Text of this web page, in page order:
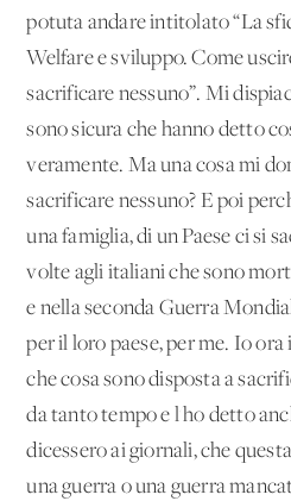
potuta andare intitolato “La
Welfare e sviluppo. Come
sacrificare nessuno”. Mi
sono sicura che hanno detto
veramente. Ma una cosa mi
sacrificare nessuno? E poi
una famiglia, di un Paese ci si
volte agli italiani che sono
e nella seconda Guerra
per il loro paese, per me. Io
che cosa sono disposta a
da tanto tempo e l'ho detto
dicessero ai giornali, che
una guerra o una guerra